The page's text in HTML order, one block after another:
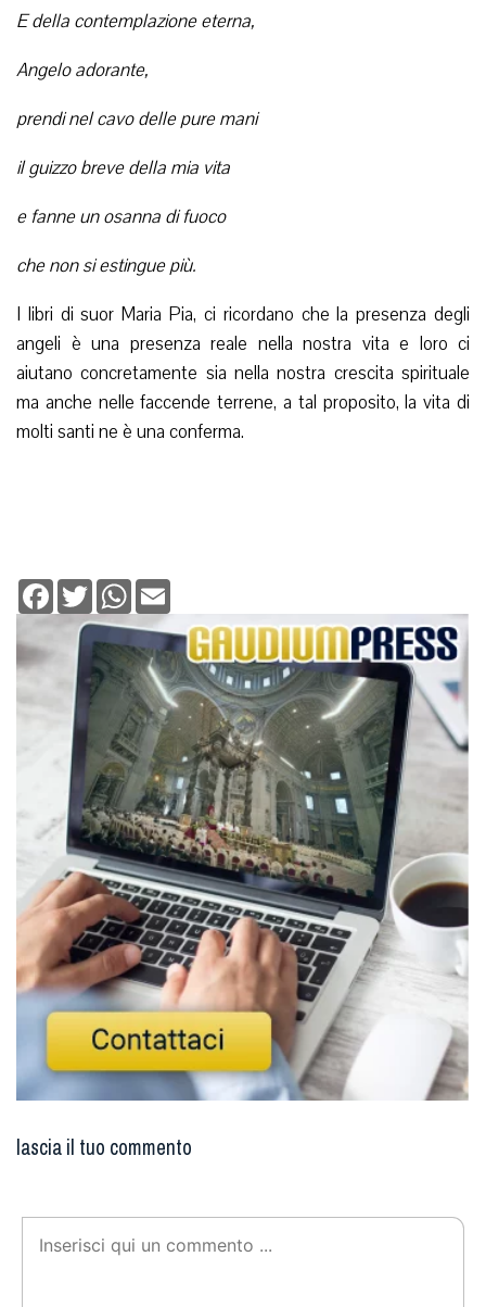
E della contemplazione eterna,
Angelo adorante,
prendi nel cavo delle pure mani
il guizzo breve della mia vita
e fanne un osanna di fuoco
che non si estingue più.
I libri di suor Maria Pia, ci ricordano che la presenza degli
angeli è una presenza reale nella nostra vita e loro ci
aiutano concretamente sia nella nostra crescita spirituale
ma anche nelle faccende terrene, a tal proposito, la vita di
molti santi ne è una conferma.
Facebook
TwitterWhatsApp
lascia il tuo commento